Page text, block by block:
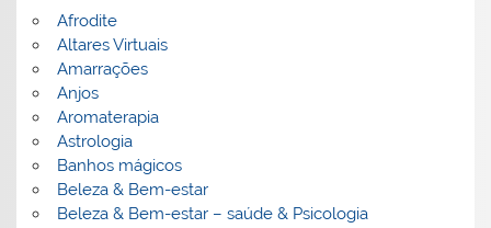
Afrodite
Altares Virtuais
Amarrações
Anjos
Aromaterapia
Astrologia
Banhos mágicos
Beleza & Bem-estar
Beleza & Bem-estar – saúde & Psicologia